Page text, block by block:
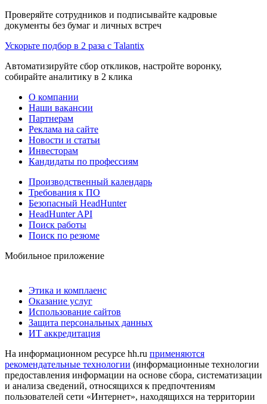
Проверяйте сотрудников и подписывайте кадровые
документы без бумаг и личных встреч
Ускорьте подбор в 2 раза с Talantix
Автоматизируйте сбор откликов, настройте воронку,
собирайте аналитику в 2 клика
О компании
Наши вакансии
Партнерам
Реклама на сайте
Новости и статьи
Инвесторам
Кандидаты по профессиям
Производственный календарь
Требования к ПО
Безопасный HeadHunter
HeadHunter API
Поиск работы
Поиск по резюме
Мобильное приложение
Этика и комплаенс
Оказание услуг
Использование сайтов
Защита персональных данных
ИТ аккредитация
На информационном ресурсе hh.ru применяются
рекомендательные технологии (информационные технологии
предоставления информации на основе сбора, систематизации
и анализа сведений, относящихся к предпочтениям
пользователей сети «Интернет», находящихся на территории